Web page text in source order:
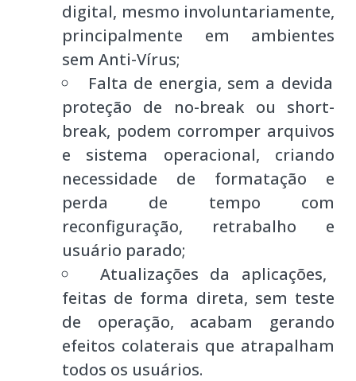
digital, mesmo involuntariamente,
principalmente em ambientes
sem Anti-Vírus;
Falta de energia, sem a devida
proteção de no-break ou short-
break, podem corromper arquivos
e sistema operacional, criando
necessidade de formatação e
perda de tempo com
reconfiguração, retrabalho e
usuário parado;
Atualizações da aplicações,
feitas de forma direta, sem teste
de operação, acabam gerando
efeitos colaterais que atrapalham
todos os usuários.